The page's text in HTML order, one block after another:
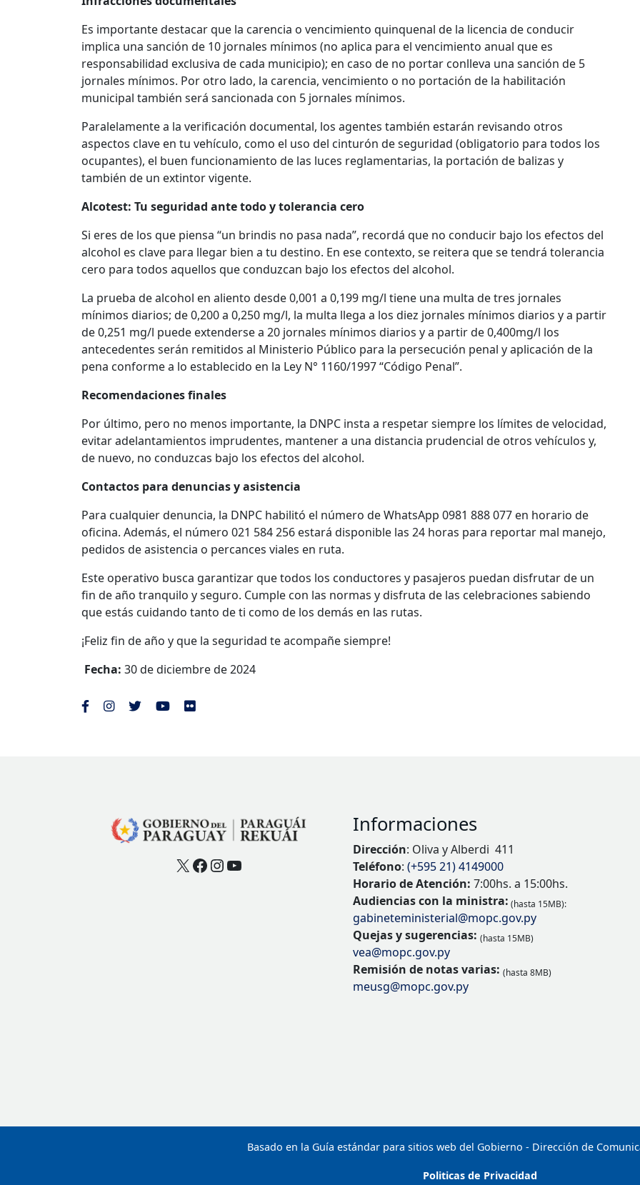
Es importante destacar que la carencia o vencimiento quinquenal de la licencia de conducir
implica una sanción de 10 jornales mínimos (no aplica para el vencimiento anual que es
responsabilidad exclusiva de cada municipio); en caso de no portar conlleva una sanción de 5
jornales mínimos. Por otro lado, la carencia, vencimiento o no portación de la habilitación
municipal también será sancionada con 5 jornales mínimos.
Paralelamente a la verificación documental, los agentes también estarán revisando otros
aspectos clave en tu vehículo, como el uso del cinturón de seguridad (obligatorio para todos los
ocupantes), el buen funcionamiento de las luces reglamentarias, la portación de balizas y
también de un extintor vigente.
Alcotest: Tu seguridad ante todo y tolerancia cero
Si eres de los que piensa “un brindis no pasa nada”, recordá que no conducir bajo los efectos del
alcohol es clave para llegar bien a tu destino. En ese contexto, se reitera que se tendrá tolerancia
cero para todos aquellos que conduzcan bajo los efectos del alcohol.
La prueba de alcohol en aliento desde 0,001 a 0,199 mg/l tiene una multa de tres jornales
mínimos diarios; de 0,200 a 0,250 mg/l, la multa llega a los diez jornales mínimos diarios y a partir
de 0,251 mg/l puede extenderse a 20 jornales mínimos diarios y a partir de 0,400mg/l los
antecedentes serán remitidos al Ministerio Público para la persecución penal y aplicación de la
pena conforme a lo establecido en la Ley N° 1160/1997 “Código Penal”.
Recomendaciones finales
Por último, pero no menos importante, la DNPC insta a respetar siempre los límites de velocidad,
evitar adelantamientos imprudentes, mantener a una distancia prudencial de otros vehículos y,
de nuevo, no conduzcas bajo los efectos del alcohol.
Contactos para denuncias y asistencia
Para cualquier denuncia, la DNPC habilitó el número de WhatsApp 0981 888 077 en horario de
oficina. Además, el número 021 584 256 estará disponible las 24 horas para reportar mal manejo,
pedidos de asistencia o percances viales en ruta.
Este operativo busca garantizar que todos los conductores y pasajeros puedan disfrutar de un
fin de año tranquilo y seguro. Cumple con las normas y disfruta de las celebraciones sabiendo
que estás cuidando tanto de ti como de los demás en las rutas.
¡Feliz fin de año y que la seguridad te acompañe siempre!
Fecha: 30 de diciembre de 2024
X Facebook
Instagram
YouTube
Informaciones
Dirección: Oliva y Alberdi 411
Teléfono: (+595 21) 4149000
Horario de Atención: 7:00hs. a 15:00hs.
Audiencias con la ministra: (hasta 15MB):
gabineteministerial@mopc.gov.py
Quejas y sugerencias: (hasta 15MB)
vea@mopc.gov.py
Remisión de notas varias: (hasta 8MB)
meusg@mopc.gov.py
Basado en la Guía estándar para sitios web del Gobierno - Dirección de
Politicas de Privacidad